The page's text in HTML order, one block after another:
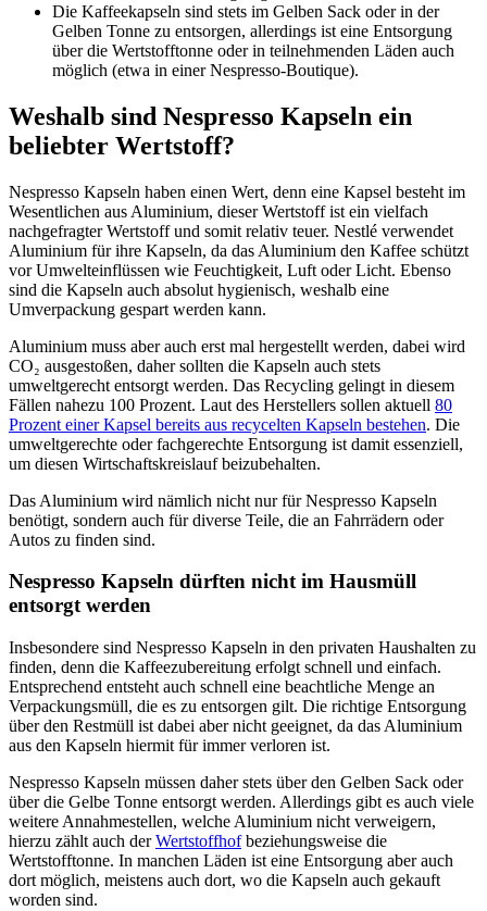
Die Kaffeekapseln sind stets im Gelben Sack oder in der
Gelben Tonne zu entsorgen, allerdings ist eine Entsorgung
über die Wertstofftonne oder in teilnehmenden Läden auch
möglich (etwa in einer Nespresso-Boutique).
Weshalb sind Nespresso Kapseln ein
beliebter Wertstoff?
Nespresso Kapseln haben einen Wert, denn eine Kapsel besteht im
Wesentlichen aus Aluminium, dieser Wertstoff ist ein vielfach
nachgefragter Wertstoff und somit relativ teuer. Nestlé verwendet
Aluminium für ihre Kapseln, da das Aluminium den Kaffee schützt
vor Umwelteinflüssen wie Feuchtigkeit, Luft oder Licht. Ebenso
sind die Kapseln auch absolut hygienisch, weshalb eine
Umverpackung gespart werden kann.
Aluminium muss aber auch erst mal hergestellt werden, dabei wird
CO₂ ausgestoßen, daher sollten die Kapseln auch stets
umweltgerecht entsorgt werden. Das Recycling gelingt in diesem
Fällen nahezu 100 Prozent. Laut des Herstellers sollen aktuell 80
Prozent einer Kapsel bereits aus recycelten Kapseln bestehen. Die
umweltgerechte oder fachgerechte Entsorgung ist damit essenziell,
um diesen Wirtschaftskreislauf beizubehalten.
Das Aluminium wird nämlich nicht nur für Nespresso Kapseln
benötigt, sondern auch für diverse Teile, die an Fahrrädern oder
Autos zu finden sind.
Nespresso Kapseln dürften nicht im Hausmüll
entsorgt werden
Insbesondere sind Nespresso Kapseln in den privaten Haushalten zu
finden, denn die Kaffeezubereitung erfolgt schnell und einfach.
Entsprechend entsteht auch schnell eine beachtliche Menge an
Verpackungsmüll, die es zu entsorgen gilt. Die richtige Entsorgung
über den Restmüll ist dabei aber nicht geeignet, da das Aluminium
aus den Kapseln hiermit für immer verloren ist.
Nespresso Kapseln müssen daher stets über den Gelben Sack oder
über die Gelbe Tonne entsorgt werden. Allerdings gibt es auch viele
weitere Annahmestellen, welche Aluminium nicht verweigern,
hierzu zählt auch derWertstoffhofbeziehungsweise die
Wertstofftonne. In manchen Läden ist eine Entsorgung aber auch
dort möglich, meistens auch dort, wo die Kapseln auch gekauft
worden sind.